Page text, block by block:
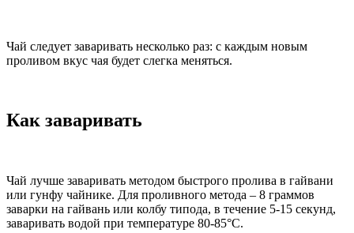
Чай следует заваривать несколько раз: с каждым новым
проливом вкус чая будет слегка меняться.
Как заваривать
Чай лучше заваривать методом быстрого пролива в гайвани
или гунфу чайнике. Для проливного метода – 8 граммов
заварки на гайвань или колбу типода, в течение 5-15 секунд,
заваривать водой при температуре 80-85°C.